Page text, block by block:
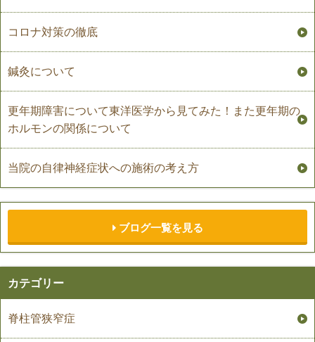
コロナ対策の徹底
鍼灸について
更年期障害について東洋医学から見てみた！また更年期の
ホルモンの関係について
当院の自律神経症状への施術の考え方
ブログ一覧を見る
カテゴリー
脊柱管狭窄症